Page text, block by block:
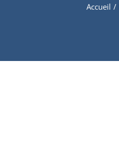
Accueil /